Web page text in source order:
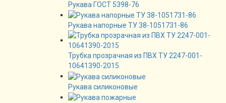
Рукава ГОСТ 5398-76
Рукава напорные ТУ 38-1051731-86
Трубка прозрачная из ПВХ ТУ 2247-001-
10641390-2015
Рукава силиконовые